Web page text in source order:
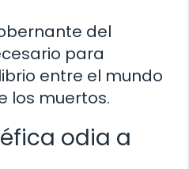
del
para
entre el mundo
los muertos.
odia a